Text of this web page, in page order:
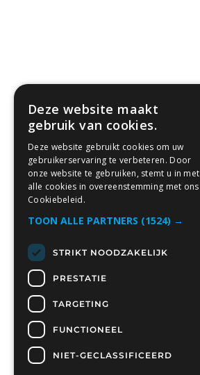
Deze website maakt
gebruik van cookies.
Deze website gebruikt cookies om uw
gebruikerservaring te verbeteren. Door
onze website te gebruiken, stemt u in met
alle cookies in overeenstemming met ons
Cookiebeleid.
TOON ALLE PARTNERS (1524) →
STRIKT NOODZAKELIJK
PRESTATIE
TARGETING
FUNCTIONEEL
NIET-GECLASSIFICEERD